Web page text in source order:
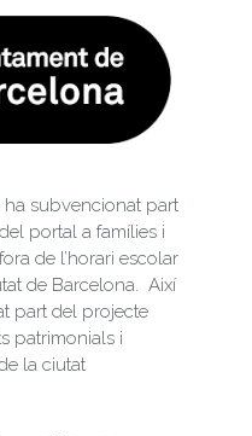
ha subvencionat part
portal a famílies i
de l’horari escolar
de Barcelona. Així
part del projecte
patrimonials i
la ciutat